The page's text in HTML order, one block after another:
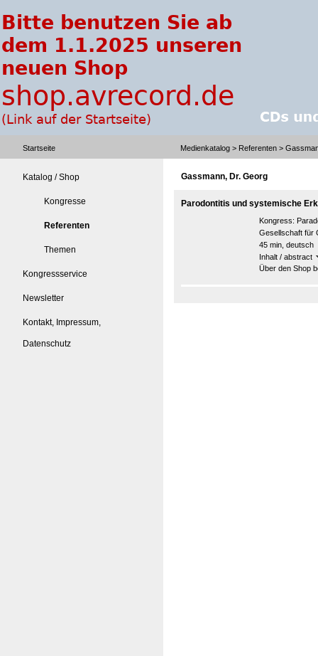
Startseite Medienkatalog > Referenten >
Katalog / Shop
Kongresse
Referenten
Themen
Kongressservice
Newsletter
Kontakt, Impressum,
Datenschutz
Gassmann, Dr. Georg
Parodontitis und systemische
Kongress:
Gesellschaft für
45 min, deutsch
Inhalt / abstract
Über den Shop